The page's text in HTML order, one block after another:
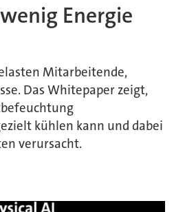
Energie
Mitarbeitende,
Das Whitepaper zeigt,
kühlen kann und dabei
verursacht.